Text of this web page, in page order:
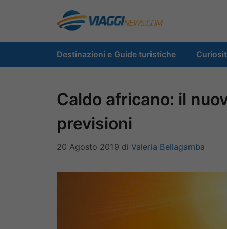
contenuto
Destinazioni e Guide turistiche
Caldo africano: il
previsioni
20 Agosto 2019 di Valeria Bellagamba